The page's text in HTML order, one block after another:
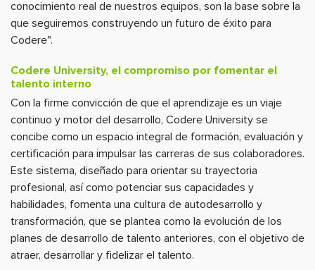
conocimiento real de nuestros equipos, son la base sobre la
que seguiremos construyendo un futuro de éxito para
Codere".
Codere University, el compromiso por fomentar el
talento interno
Con la firme convicción de que el aprendizaje es un viaje
continuo y motor del desarrollo, Codere University se
concibe como un espacio integral de formación, evaluación y
certificación para impulsar las carreras de sus colaboradores.
Este sistema, diseñado para orientar su trayectoria
profesional, así como potenciar sus capacidades y
habilidades, fomenta una cultura de autodesarrollo y
transformación, que se plantea como la evolución de los
planes de desarrollo de talento anteriores, con el objetivo de
atraer, desarrollar y fidelizar el talento.